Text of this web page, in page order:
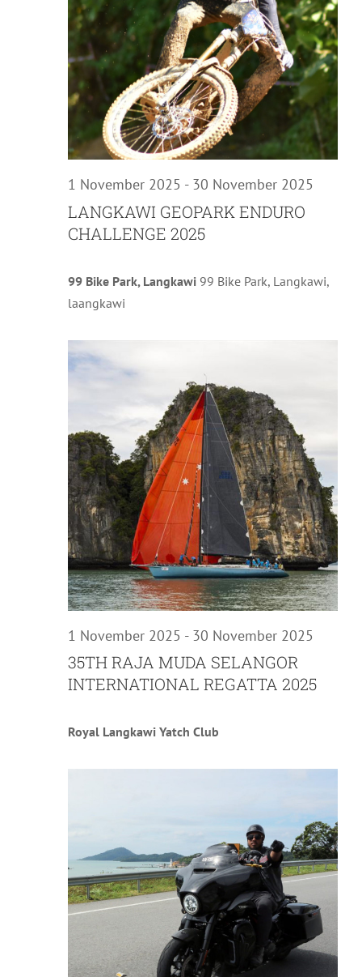
2025
LANGKAWI GEOPARK ENDURO
CHALLENGE 2025
1 November 2025 - 30 November 2025
99 Bike Park, Langkawi 99 Bike Park, Langkawi,
laangkawi
35TH RAJA MUDA SELANGOR
INTERNATIONAL REGATTA 2025
1 November 2025 - 30 November 2025
Royal Langkawi Yatch Club